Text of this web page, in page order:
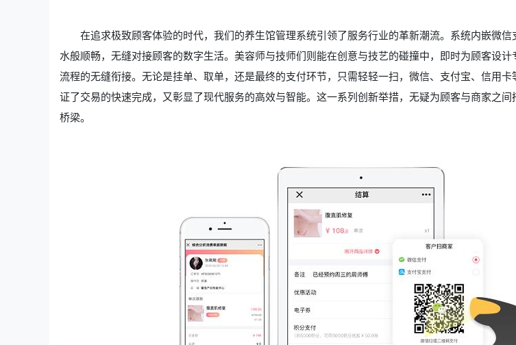
在追求极致顾客体验的时代，我们的养生馆管理系统引领了服务行业的革新潮流。系统内嵌微
水般顺畅，无缝对接顾客的数字生活。美容师与技师们则能在创意与技艺的碰撞中，即时为顾客设
流程的无缝衔接。无论是挂单、取单，还是最终的支付环节，只需轻轻一扫，微信、支付宝、信用
证了交易的快速完成，又彰显了现代服务的高效与智能。这一系列创新举措，无疑为顾客与商家之
桥梁。